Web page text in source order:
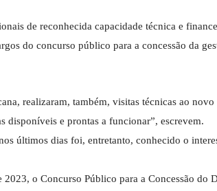
de reconhecida capacidade técnica e
do concurso público para a concessão da
realizaram, também, visitas técnicas ao
disponíveis e prontas a funcionar”, escrevem.
últimos dias foi, entretanto, conhecido o
o Concurso Público para a Concessão do